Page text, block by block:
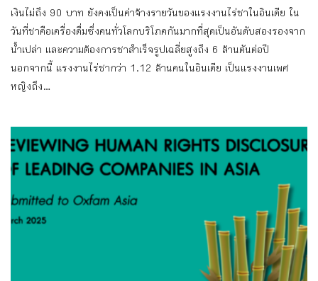
เงินไม่ถึง 90 บาท ยังคงเป็นค่าจ้างรายวันของแรงงานไร่ชาในอินเดีย ใน
วันที่ชาคือเครื่องดื่มซึ่งคนทั่วโลกบริโภคกันมากที่สุดเป็นอันดับสองรองจาก
น้ำเปล่า และความต้องการชาสำเร็จรูปเฉลี่ยสูงถึง 6 ล้านตันต่อปี
นอกจากนี้ แรงงานไร่ชากว่า 1.12 ล้านคนในอินเดีย เป็นแรงงานเพศ
หญิงถึง...